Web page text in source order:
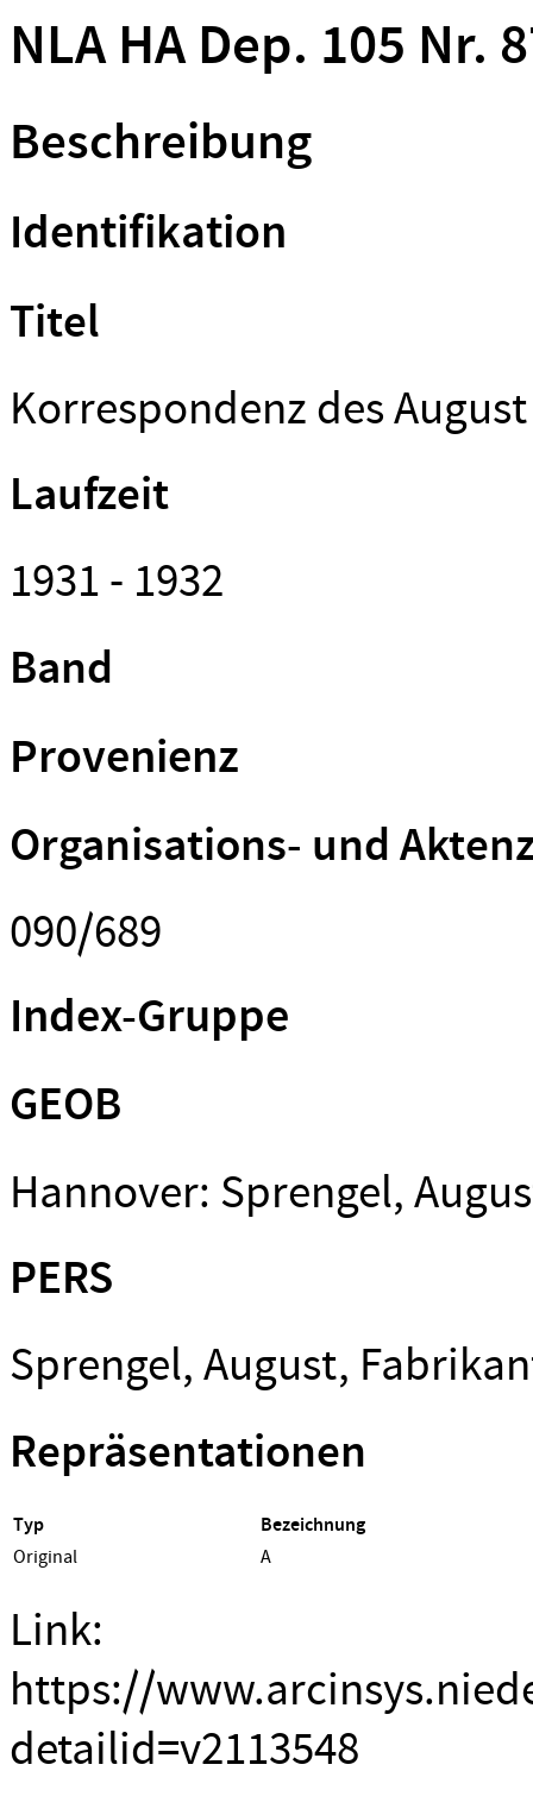
NLA HA Dep. 105 Nr.
Beschreibung
Identifikation
Titel
Korrespondenz des
Laufzeit
1931 - 1932
Band
Provenienz
Organisations- und
090/689
Index-Gruppe
GEOB
Hannover: Sprengel,
PERS
Sprengel, August,
Repräsentationen
Typ Bezeichnung
Original A
Link:
https://
detailid=v2113548